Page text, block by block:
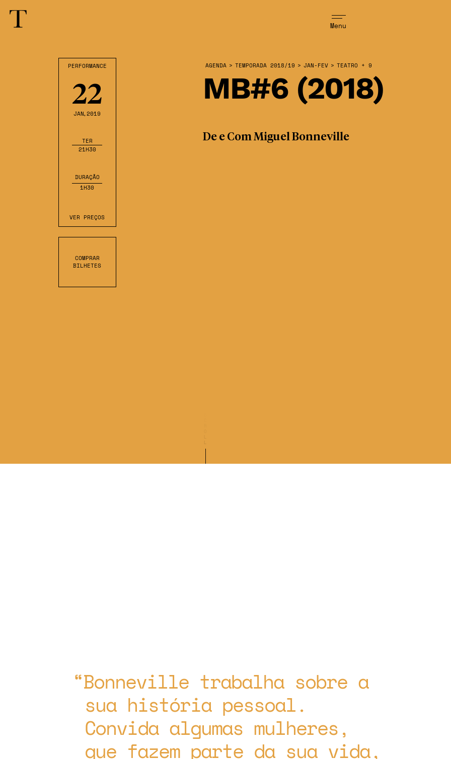
Menu
MB#6 (2018)
PERFORMANCE
22
JAN,2019
TER
21H30
DURAÇÃO
1H30
VER PREÇOS
COMPRAR
BILHETES
AGENDA > TEMPORADA 2018/19 > JAN-FEV > TEATRO + 9
De e Com Miguel Bonneville
Bonneville trabalha sobre a
sua história pessoal.
Convida algumas mulheres,
que fazem parte da sua vida,